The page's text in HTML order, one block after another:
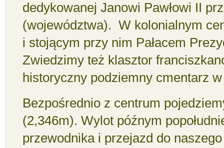
dedykowanej Janowi Pawłowi II
(województwa). W kolonialnym
i stojącym przy nim Pałacem
Zwiedzimy też klasztor
historyczny podziemny cmentarz
Bezpośrednio z centrum
(2,346m). Wylot późnym
przewodnika i przejazd do